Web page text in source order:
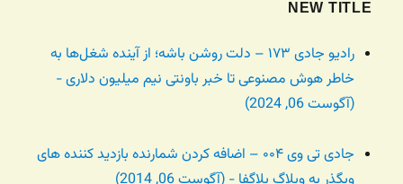
NEW TITLE
رادیو جادی ۱۷۳ – دلت روشن باشه؛ از آینده شغل‌ها به
خاطر هوش مصنوعی تا خبر باونتی نیم میلیون دلاری -
(آگوست 06, 2024)
جادی تی وی ۰۰۴ – اضافه کردن شمارنده بازدید کننده های